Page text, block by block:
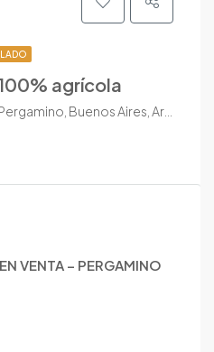
agrícola
Buenos Aires, Argentina
VENTA – PERGAMINO